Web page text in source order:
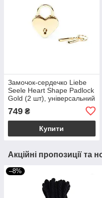
Замочок-сердечко Liebe
Seele Heart Shape Padlock
Gold (2 шт), універсальний
749 ₴
Купити
Акційні пропозиції та
–8%